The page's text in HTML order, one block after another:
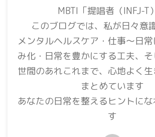
MBTI「提唱者（INFJ-T
このブログでは、私が日々意
メンタルヘルスケア・仕事〜日
み化・日常を豊かにする工夫、
世間のあれこれまで、心地よく
まとめています
あなたの日常を整えるヒントに
す